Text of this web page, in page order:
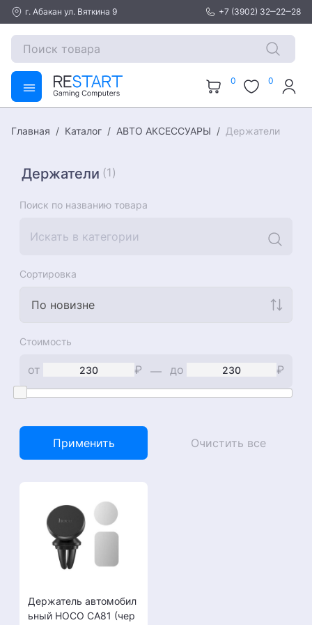
г. Абакан ул. Вяткина 9 +7 (3902) 32‒22‒28
0 0
Главная Каталог АВТО АКСЕССУАРЫ Держатели
Держатели (1)
Поиск по названию товара
Стоимость
от ₽ — до ₽
Сортировка
По новизне
Применить Очистить все
Держатель автомобил
ьный HOCO CA81 (чер